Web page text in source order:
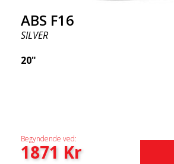
ABS F16
SILVER
20"
Begyndende ved:
1871 Kr